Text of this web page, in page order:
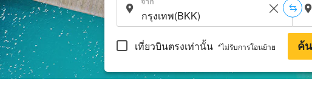
เที่ยวบินตรงเท่านั้น *ไม่รับการโอนย้าย ค้